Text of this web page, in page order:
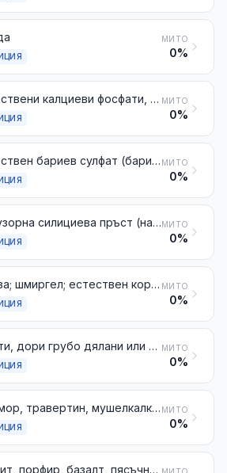
МИТО
0%
Естествени калциеви фосфати, естествени калциево-алуминиеви фосфати и фосфатирани креди МИТО
0%
Естествен бариев сулфат (барит); естествен бариев карбонат (витерит), дори калциниран, с изключение на бариевия оксид от № 2816 МИТО
0%
Инфузорна силициева пръст (например кизелгур, трепел, диатомит) и други аналогични видове силициева пръст, с привидна плътност, непревишаваща 1, дори калцинираниМИТО
0%
Пемза; шмиргел; естествен корунд, естествен гранат и други естествени абразиви, дори термично обработени МИТО
0%
Шисти, дори грубо дялани или само нарязани с трион или по друг начин, на блокове или на плочи с квадратна или правоъгълна форма МИТО
0%
Мрамор, травертин, мушелкалк и други варовици, използвани за направа на паметници или в строителството, с привидна плътност, равна или по-голяма от 2,5, и алабастър, дори грубо дялани или само нарязани с трион или по друг начин, на блокове или на плочи с квадратна или правоъгълна форма МИТО
0%
Гранит, порфир, базалт, пясъчник и други камъни, използвани за направа на паметници или в строителството, дори грубо дялани или само нарязани с трион или по друг начин, на блокове или на плочи с квадратна или правоъгълна форма МИТО